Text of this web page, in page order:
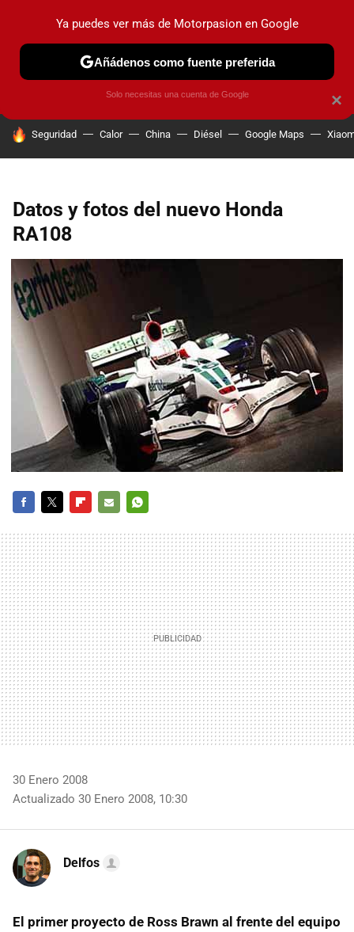
PRUEBAS COCHES ELÉCTRICOS OBSERVATORIO
HOY SE HABLA DE
Seguridad Calor China Diésel Google Maps
Datos y fotos del nuevo Honda
RA108
MAIL
30 Enero 2008
Actualizado 30 Enero 2008, 10:30
Delfos
El primer proyecto de Ross Brawn al frente del equipo
×
Ya puedes ver más de Motorpasion en Google
Añádenos como fuente preferida
Solo necesitas una cuenta de Google